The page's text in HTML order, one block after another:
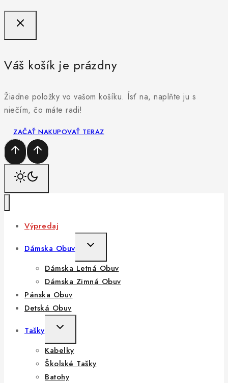
Váš košík je prázdny
Žiadne položky vo vašom košíku. Ísť na, naplňte ju s
niečím, čo máte radi!
ZAČAŤ NAKUPOVAŤ TERAZ
Výpredaj
Dámska Obuv
Dámska Letná Obuv
Dámska Zimná Obuv
Pánska Obuv
Detská Obuv
Tašky
Kabelky
Školské Tašky
Batohy